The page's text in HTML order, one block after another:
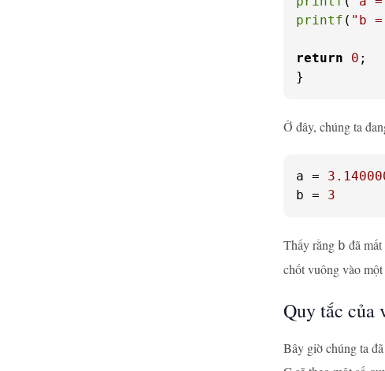
printf ( "b =
return 0 ;
}
Ở đây, chúng ta
a =
b = 3
Thấy rằng b đã
chốt vuông vào
Quy tắc của
Bây giờ chúng ta